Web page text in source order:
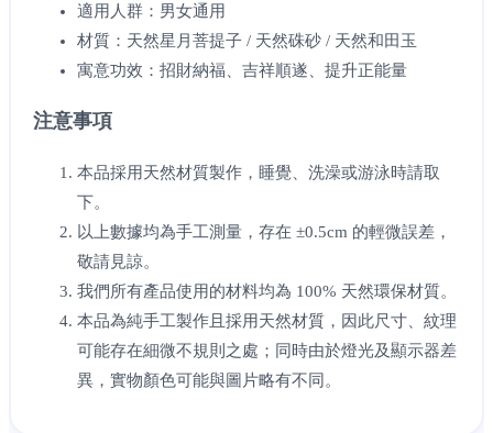
適用人群：男女通用
材質：天然星月菩提子 / 天然硃砂 / 天然和田玉
寓意功效：招財納福、吉祥順遂、提升正能量
注意事項
本品採用天然材質製作，睡覺、洗澡或游泳時請取
下。
以上數據均為手工測量，存在 ±0.5cm 的輕微誤差，
敬請見諒。
我們所有產品使用的材料均為 100% 天然環保材質。
本品為純手工製作且採用天然材質，因此尺寸、紋理
可能存在細微不規則之處；同時由於燈光及顯示器差
異，實物顏色可能與圖片略有不同。